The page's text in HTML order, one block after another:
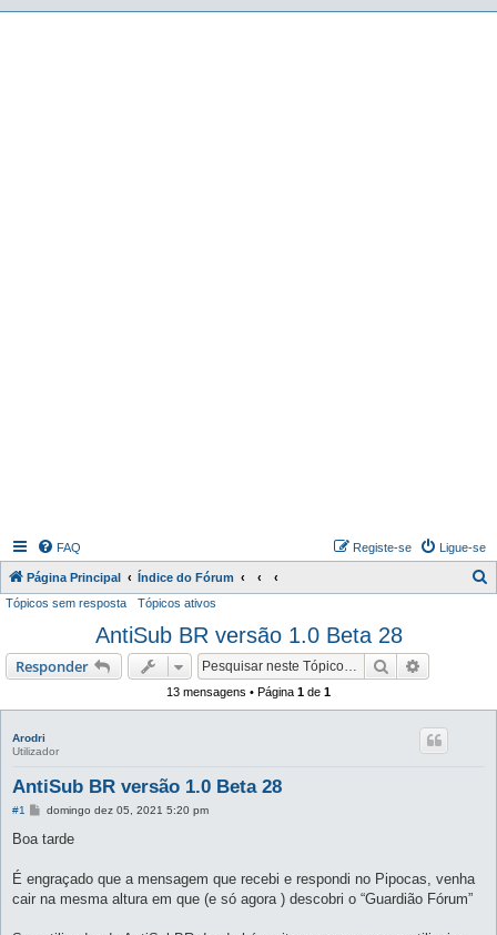
FAQ Ligue-se
Registe-se
Página Principal Índice do Fórum
i
Tópicos sem resposta Tópicos ativos
AntiSub BR versão 1.0 Beta 28
Responder Pesquisar
13 mensagens • Página 1 de 1
Arodri
Utilizador
AntiSub BR versão 1.0 Beta 28
#1
M
n
g
e
m
domingo dez 05, 2021 5:20 pm
Boa tarde
É engraçado que a mensagem que recebi e respondi no Pipocas, venha
cair na mesma altura em que (e só agora ) descobri o “Guardião Fórum”